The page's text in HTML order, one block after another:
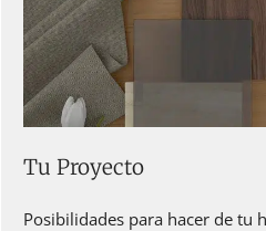
Tu Proyecto
Posibilidades para hacer de tu